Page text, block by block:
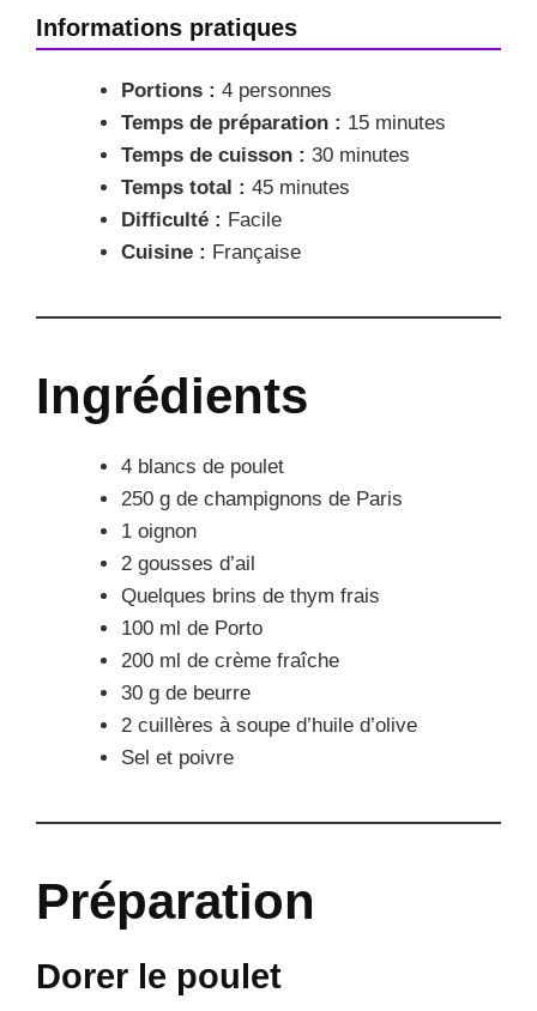
Informations pratiques
Portions : 4 personnes
Temps de préparation : 15 minutes
Temps de cuisson : 30 minutes
Temps total : 45 minutes
Difficulté : Facile
Cuisine : Française
Ingrédients
4 blancs de poulet
250 g de champignons de Paris
1 oignon
2 gousses d’ail
Quelques brins de thym frais
100 ml de Porto
200 ml de crème fraîche
30 g de beurre
2 cuillères à soupe d’huile d’olive
Sel et poivre
Préparation
Dorer le poulet